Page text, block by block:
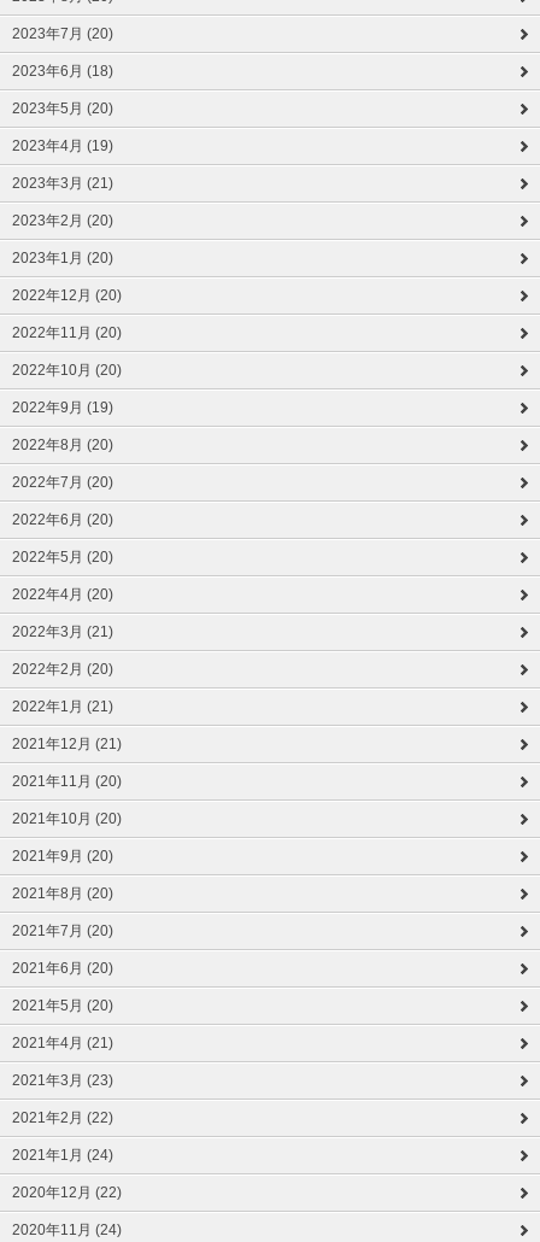
2023年7月 (20)
2023年6月 (18)
2023年5月 (20)
2023年4月 (19)
2023年3月 (21)
2023年2月 (20)
2023年1月 (20)
2022年12月 (20)
2022年11月 (20)
2022年10月 (20)
2022年9月 (19)
2022年8月 (20)
2022年7月 (20)
2022年6月 (20)
2022年5月 (20)
2022年4月 (20)
2022年3月 (21)
2022年2月 (20)
2022年1月 (21)
2021年12月 (21)
2021年11月 (20)
2021年10月 (20)
2021年9月 (20)
2021年8月 (20)
2021年7月 (20)
2021年6月 (20)
2021年5月 (20)
2021年4月 (21)
2021年3月 (23)
2021年2月 (22)
2021年1月 (24)
2020年12月 (22)
2020年11月 (24)